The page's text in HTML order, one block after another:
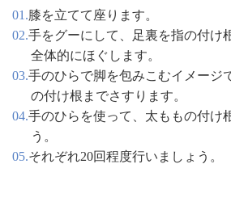
膝を立てて座ります。
手をグーにして、足裏を指の付け
全体的にほぐします。
手のひらで脚を包みこむイメージ
の付け根までさすります。
手のひらを使って、太ももの付け
う。
それぞれ20回程度行いましょう。